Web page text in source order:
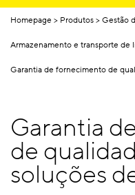
Homepage Produtos Gestão
Armazenamento e transporte de
Garantia de fornecimento de
Garantia
de
soluções